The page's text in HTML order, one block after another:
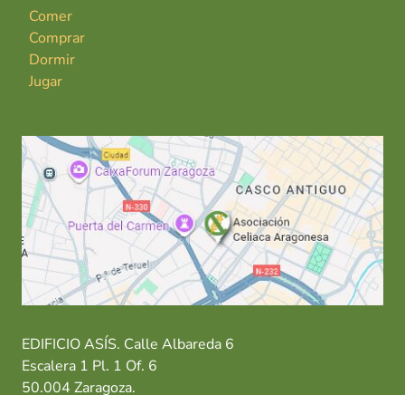
Comer
Comprar
Dormir
Jugar
EDIFICIO ASÍS. Calle Albareda 6
Escalera 1 Pl. 1 Of. 6
50.004 Zaragoza.